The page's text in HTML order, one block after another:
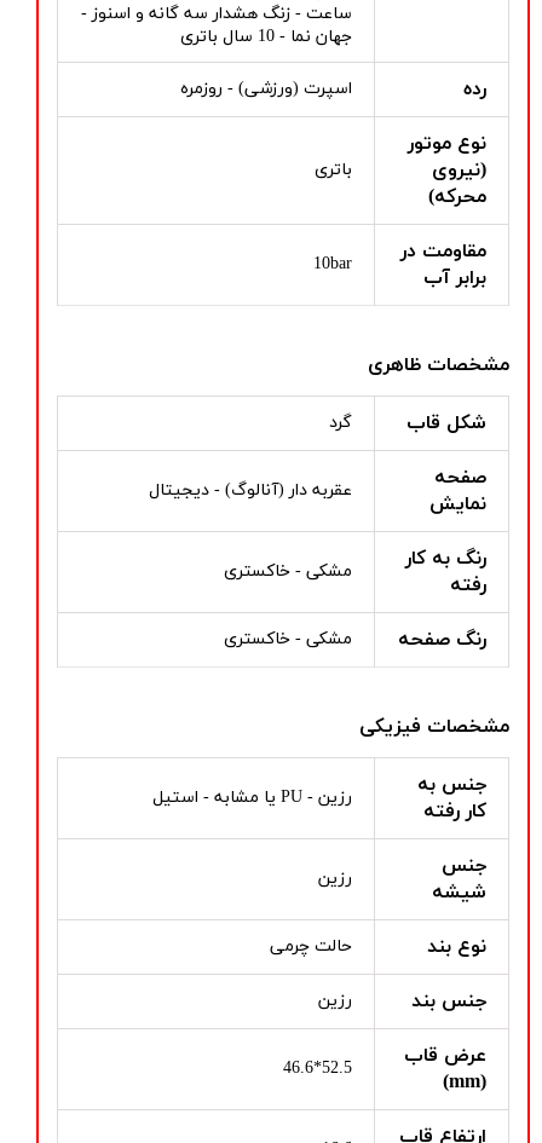
ساعت - زنگ هشدار سه گانه و اسنوز -
جهان نما - 10 سال باتری
رده اسپرت (ورزشی) - روزمره
نوع موتور
(نیروی
محرکه)
باتری
مقاومت در
برابر آب
10bar
مشخصات ظاهری
شکل قاب گرد
صفحه
نمایش
عقربه دار (آنالوگ) - دیجیتال
رنگ به کار
رفته
مشکی - خاکستری
رنگ صفحه مشکی - خاکستری
مشخصات فیزیکی
جنس به
کار رفته
رزین - PU یا مشابه - استیل
جنس
شیشه
رزین
نوع بند حالت چرمی
جنس بند رزین
عرض قاب
(mm)
52.5*46.6
ارتفاع قاب